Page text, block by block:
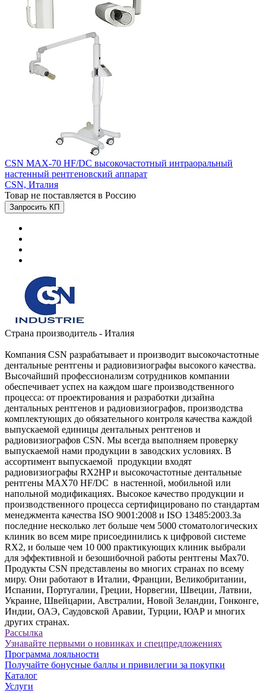
CSN MAX-70 HF/DC высокочастотный интраоральный
настенный рентгеновский аппарат
CSN, Италия
Товар не поставляется в Россию
Запросить КП
Страна производитель - Италия
Компания CSN разрабатывает и производит высокочастотные
дентальные рентгены и радиовизиографы высокого качества.
Высочайший профессионализм сотрудников компании
обеспечивает успех на каждом шаге производственного
процесса: от проектирования и разработки дизайна
дентальных рентгенов и радиовизиографов, производства
комплектующих до обязательного контроля качества каждой
выпускаемой единицы дентальных рентгенов и
радиовизиографов CSN. Мы всегда выполняем проверку
выпускаемой нами продукции в заводских условиях. В
ассортимент выпускаемой продукции входят
радиовизиографы RX2HP и высокочастотные дентальные
рентгены MAX70 HF/DC в настенной, мобильной или
напольной модификациях. Высокое качество продукции и
производственного процесса сертифицировано по стандартам
менеджмента качества ISO 9001:2008 и ISO 13485:2003.За
последние несколько лет больше чем 5000 стоматологических
клиник во всем мире присоединились к цифровой системе
RX2, и больше чем 10 000 практикующих клиник выбрали
для эффективной и безошибочной работы рентгены Max70.
Продукты CSN представлены во многих странах по всему
миру. Они работают в Италии, Франции, Великобритании,
Испании, Португалии, Греции, Норвегии, Швеции, Латвии,
Украине, Швейцарии, Австралии, Новой Зеландии, Гонконге,
Индии, ОАЭ, Саудовской Аравии, Турции, ЮАР и многих
других странах.
Рассылка
Узнавайте первыми о новинках и спецпредложениях
Программа лояльности
Получайте бонусные баллы и привилегии за покупки
Каталог
Услуги